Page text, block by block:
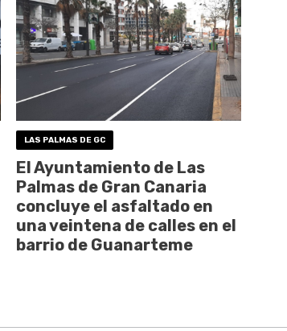
LAS PALMAS DE GC
El Ayuntamiento de Las
Palmas de Gran Canaria
concluye el asfaltado en
una veintena de calles en el
barrio de Guanarteme